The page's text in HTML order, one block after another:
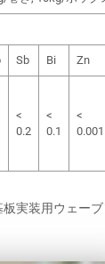
Sb Bi Zn
<
0.2
<
0.1
<
0.001
実装用ウェー